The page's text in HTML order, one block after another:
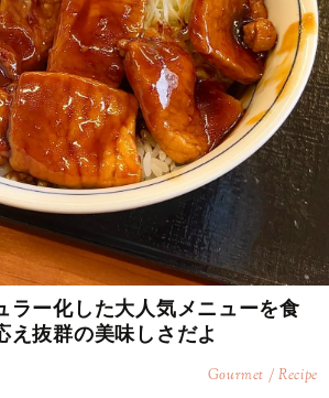
ラー化した大人気メニューを食
え抜群の美味しさだよ
Gourmet / Recipe